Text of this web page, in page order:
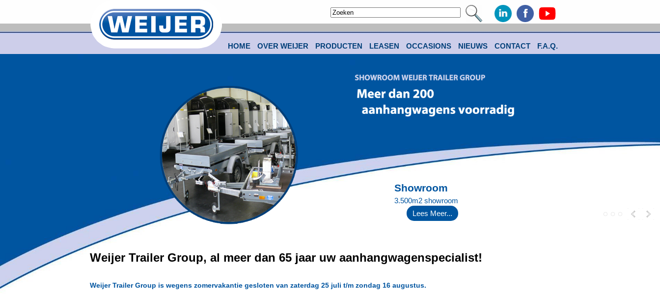
Showroom
3.500m2 showroom
Lees Meer...
Weijer Trailer Group, al meer dan 65 jaar uw aanhangwagenspecialist!
Weijer Trailer Group is wegens zomervakantie gesloten van zaterdag 25 juli t/m zondag 16 augustus.
HOME OVER WEIJER PRODUCTEN LEASEN OCCASIONS NIEUWS CONTACT F.A.Q.